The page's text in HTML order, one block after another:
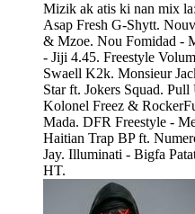
Mizik ak atis ki nan mix
Asap Fresh G-Shytt.
& Mzoe. Nou Fomidad -
- Jiji 4.45. Freestyle
Swaell K2k. Monsieur
Star ft. Jokers Squad.
Kolonel Freez &
Mada. DFR Freestyle -
Haitian Trap BP ft.
Jay. Illuminati - Bigfa
HT.